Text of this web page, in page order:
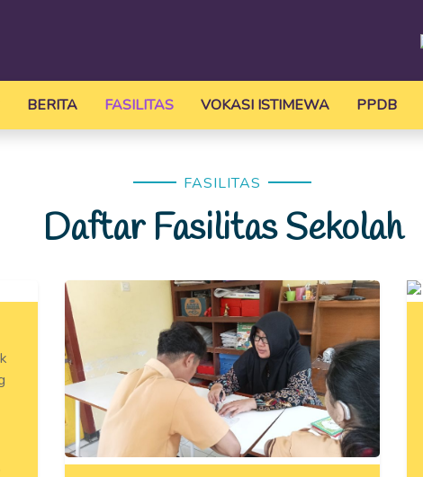
BERITA FASILITAS VOKASI ISTIMEWA PPDB
FASILITAS
Daftar Fasilitas Sekolah